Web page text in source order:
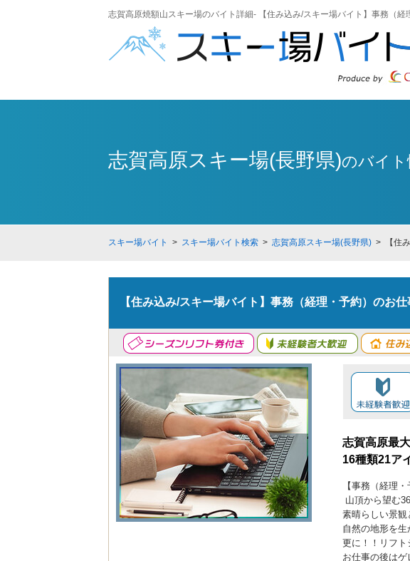
志賀高原焼額山スキー場のバイト詳細- 【住み込み/スキー場バイト】事務（経
志賀高原スキー場(長野県)のバイト
スキー場バイト > スキー場バイト検索 > 志賀高原スキー場(長野県) > 【住
【住み込み/スキー場バイト】事務（経理・予約）のお仕
志賀高原最
16種類21ア
【事務（経理
山頂から望む
素晴らしい景観
自然の地形を
更に！！リフト
お仕事の後は